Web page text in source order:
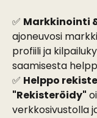
✅ Markkinointi
ajoneuvosi
profiili ja
saamisesta
✅ Helppo
"Rekisteröidy"
verkkosivustolla